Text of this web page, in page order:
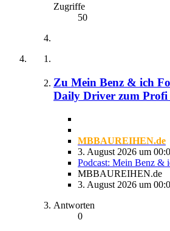
Zugriffe
50
Zu Mein Benz & ich
Daily Driver zum Profi
MBBAUREIHEN.de
3. August 2026 um
Podcast: Mein Benz &
MBBAUREIHEN.de
3. August 2026 um
Antworten
0